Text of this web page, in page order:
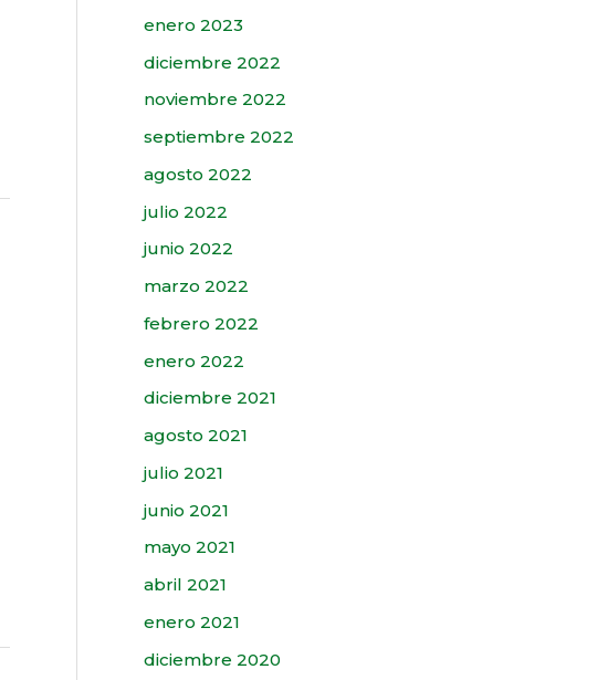
enero 2023
diciembre 2022
noviembre 2022
septiembre 2022
agosto 2022
julio 2022
junio 2022
marzo 2022
febrero 2022
enero 2022
diciembre 2021
agosto 2021
julio 2021
junio 2021
mayo 2021
abril 2021
enero 2021
diciembre 2020